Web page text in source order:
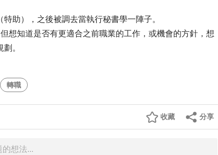
助），之後被調去當執行秘書學一陣子。
想知道是否有更適合之前職業的工作，或機會的方針，想
。
轉職
分享
收藏